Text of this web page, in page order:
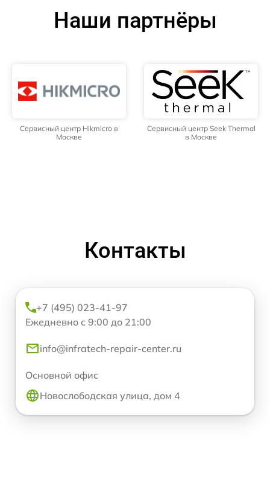
Наши партнёры
Сервисный центр Hikmicro в
Москве
Сервисный центр Seek Thermal
в Москве
Контакты
+7 (495) 023-41-97
Ежедневно с 9:00 до 21:00
info@infratech-repair-center.ru
Основной офис
Новослободская улица, дом 4